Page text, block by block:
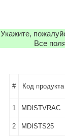
Укажите,
Все
# Код продукта
1 MDISTVRAC
2 MDISTS25